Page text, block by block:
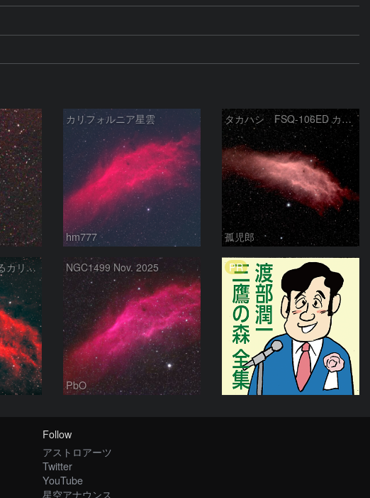
カリフォルニア星雲
hm777
タカハシ FSQ-106ED カリフォルニア星雲
孤児郎
ケンコーSE120によるカリフォルニア星雲 NGC1499 Nov. 2025
PbO
PR
Follow
アストロアーツ
Twitter
YouTube
星空アナウンス